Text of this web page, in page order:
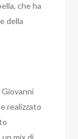
che ha
della
Giovanni
realizzato
mix di